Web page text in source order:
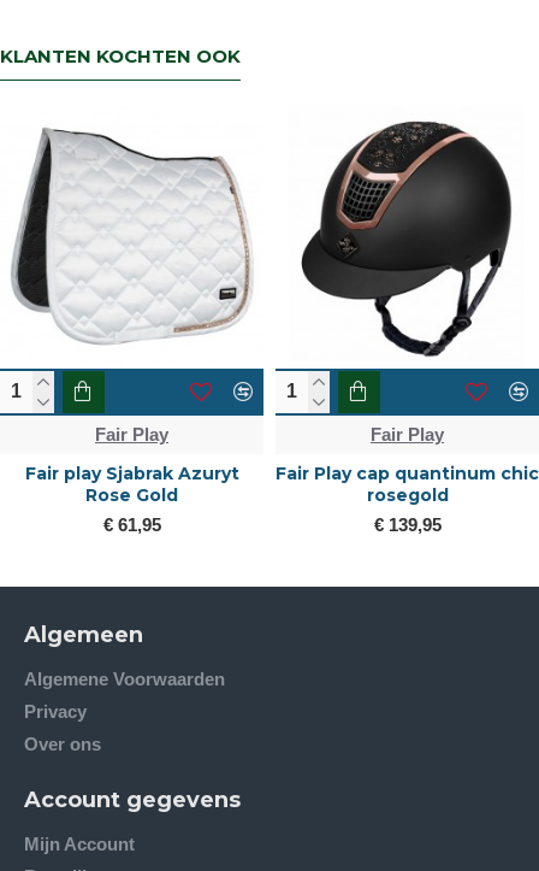
KLANTEN KOCHTEN OOK
Fair Play
Fair play Sjabrak Azuryt
Rose Gold
€ 61,95
Fair Play
Fair Play cap quantinum chic
rosegold
€ 139,95
Algemeen
Algemene Voorwaarden
Privacy
Over ons
Account gegevens
Mijn Account